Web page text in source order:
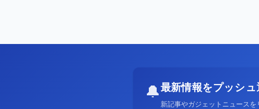
🔔最新情報をプッシ
新記事やガジェットニュース